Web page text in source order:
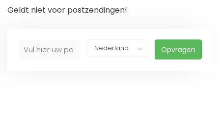
Geldt niet voor postzendingen!
Opvragen